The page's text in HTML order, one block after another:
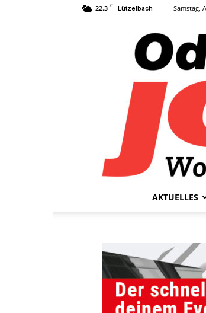
22.3 C Lützelbach Samstag,
AKTUELLES